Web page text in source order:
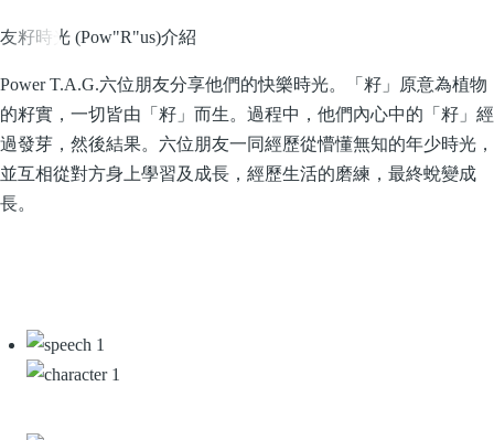
連
結
友籽時光 (Pow"R"us)介紹
Power T.A.G.六位朋友分享他們的快樂時光。「籽」原意為植物
的籽實，一切皆由「籽」而生。過程中，他們內心中的「籽」經
過發芽，然後結果。六位朋友一同經歷從懵懂無知的年少時光，
並互相從對方身上學習及成長，經歷生活的磨練，最終蛻變成
長。